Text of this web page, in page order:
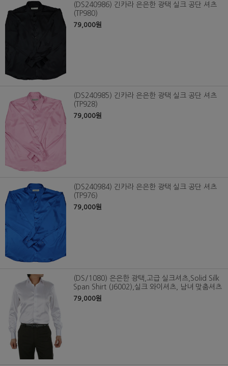
(DS240986) 긴카라 은은한 광택 실크 공단 셔츠
(TP980)
79,000원
(DS240985) 긴카라 은은한 광택 실크 공단 셔츠
(TP928)
79,000원
(DS240984) 긴카라 은은한 광택 실크 공단 셔츠
(TP976)
79,000원
(DS/1080) 은은한 광택,고급 실크셔츠,Solid Silk
Span Shirt (J6002),실크 와이셔츠, 남녀 맞춤셔츠
79,000원